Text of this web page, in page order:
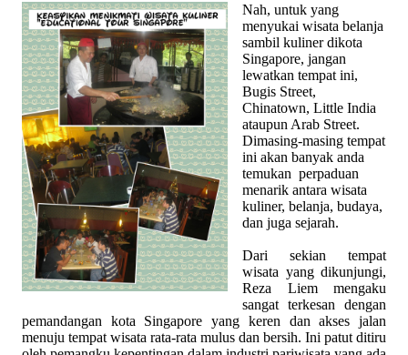
Nah, untuk yang
menyukai wisata belanja
sambil kuliner dikota
Singapore, jangan
lewatkan tempat ini,
Bugis Street,
Chinatown, Little India
ataupun Arab Street.
Dimasing-masing tempat
ini akan banyak anda
temukan perpaduan
menarik antara wisata
kuliner, belanja, budaya,
dan juga sejarah.
Dari sekian tempat
wisata yang dikunjungi,
Reza Liem mengaku
sangat terkesan dengan
pemandangan kota Singapore yang keren dan akses jalan
menuju tempat wisata rata-rata mulus dan bersih. Ini patut ditiru